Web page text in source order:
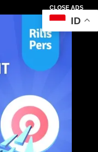
CLOSE ADS
ID